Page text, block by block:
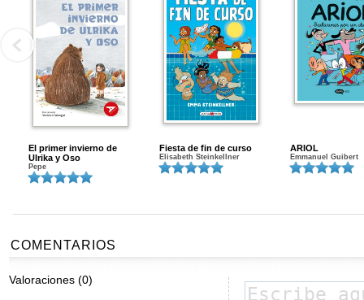
El primer invierno de
Ulrika y Oso
Pepe
Fiesta de fin de curso
Elisabeth Steinkellner
ARIOL
Emmanuel Guibert
COMENTARIOS
Valoraciones (0)